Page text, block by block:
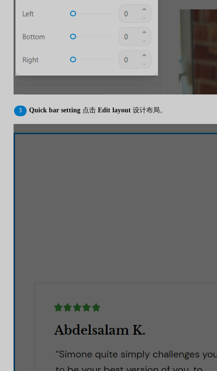
Quick bar setting 点击 Edit layout 设计布局。